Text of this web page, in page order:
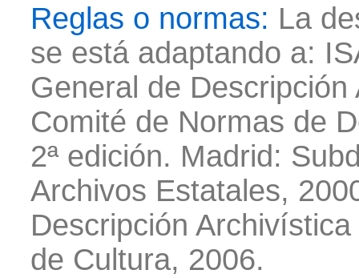
Reglas o normas: La
se está adaptando a:
General de
Comité de Normas de
2ª edición. Madrid:
Archivos Estatales,
Descripción
de Cultura, 2006.